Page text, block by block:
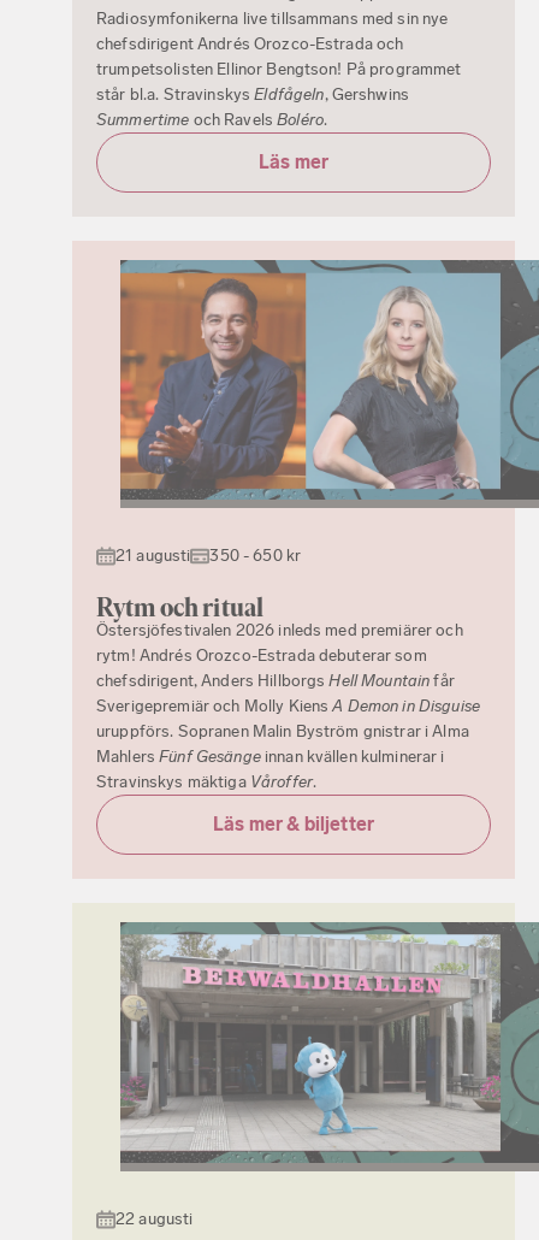
Radiosymfonikerna live tillsammans med sin nye
chefsdirigent Andrés Orozco-Estrada och
trumpetsolisten Ellinor Bengtson! På programmet
står bl.a. StravinskysEldfågeln, Gershwins
Summertime och RavelsBoléro.
Läs mer
21 augusti 350 - 650 kr
Rytm och ritual
Östersjöfestivalen 2026 inleds med premiärer och
rytm! Andrés Orozco-Estrada debuterar som
chefsdirigent, Anders HillborgsHell Mountainfår
Sverigepremiär och Molly KiensA Demon in Disguise
uruppförs. Sopranen Malin Byström gnistrar i Alma
MahlersFünf Gesänge innan kvällen kulminerar i
Stravinskys mäktiga Våroffer.
Läs mer & biljetter
22 augusti